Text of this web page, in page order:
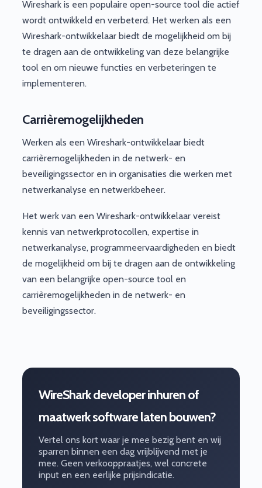
Wireshark is een populaire open-source tool die actief
wordt ontwikkeld en verbeterd. Het werken als een
Wireshark-ontwikkelaar biedt de mogelijkheid om bij
te dragen aan de ontwikkeling van deze belangrijke
tool en om nieuwe functies en verbeteringen te
implementeren.
Carrièremogelijkheden
Werken als een Wireshark-ontwikkelaar biedt
carrièremogelijkheden in de netwerk- en
beveiligingssector en in organisaties die werken met
netwerkanalyse en netwerkbeheer.
Het werk van een Wireshark-ontwikkelaar vereist
kennis van netwerkprotocollen, expertise in
netwerkanalyse, programmeervaardigheden en biedt
de mogelijkheid om bij te dragen aan de ontwikkeling
van een belangrijke open-source tool en
carrièremogelijkheden in de netwerk- en
beveiligingssector.
WireShark developer inhuren of
maatwerk software laten bouwen?
Vertel ons kort waar je mee bezig bent en wij
sparren binnen een dag vrijblijvend met je
mee. Geen verkooppraatjes, wel concrete
input en een eerlijke prijsindicatie.